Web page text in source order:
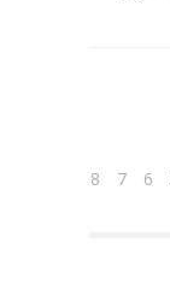
6
7
8